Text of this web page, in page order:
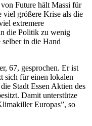
Future hält Massi für
größere Krise als die
extremere
die Politik zu wenig
in die Hand
67, gesprochen. Er ist
sich für einen lokalen
Stadt Essen Aktien des
Damit unterstütze
Europas”, so